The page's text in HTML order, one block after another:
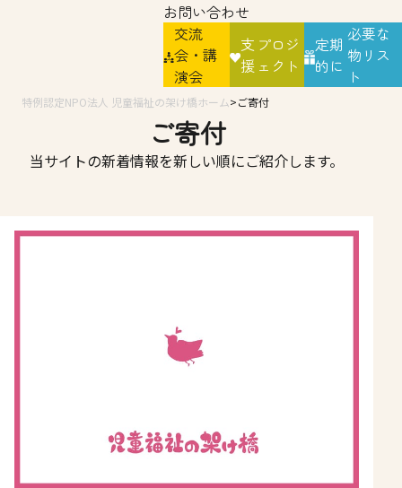
お問い合わせ
交流
会・講
演会
支
援
プロジ
ェクト
定期
的に
必要な
物リス
ト
特例認定NPO法人 児童福祉の架け橋ホーム ご寄付
ご寄付
当サイトの新着情報を新しい順にご紹介します。